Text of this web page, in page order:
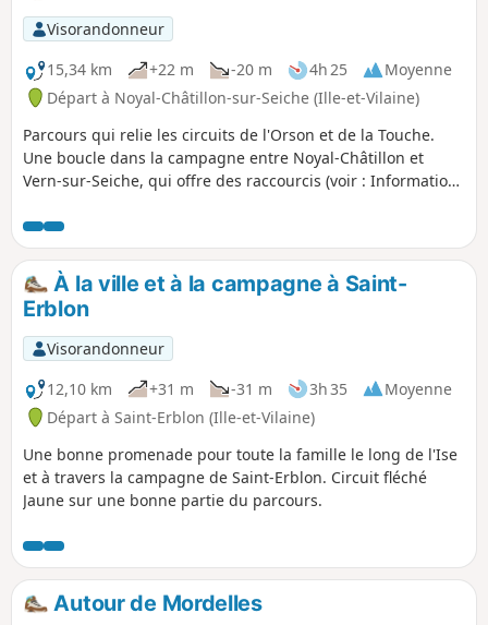
Visorandonneur
15,34 km
+22 m -20 m 4h 25
Moyenne
Départ à Noyal-Châtillon-sur-Seiche (Ille-et-Vilaine)
Parcours qui relie les circuits de l'Orson et de la Touche.
Une boucle dans la campagne entre Noyal-Châtillon et
Vern-sur-Seiche, qui offre des raccourcis (voir : Informations
À la ville et à la campagne à Saint-
Erblon
Visorandonneur
12,10 km
+31 m -31 m 3h 35
Moyenne
Départ à Saint-Erblon (Ille-et-Vilaine)
Une bonne promenade pour toute la famille le long de l'Ise
et à travers la campagne de Saint-Erblon. Circuit fléché
Jaune sur une bonne partie du parcours.
Autour de Mordelles